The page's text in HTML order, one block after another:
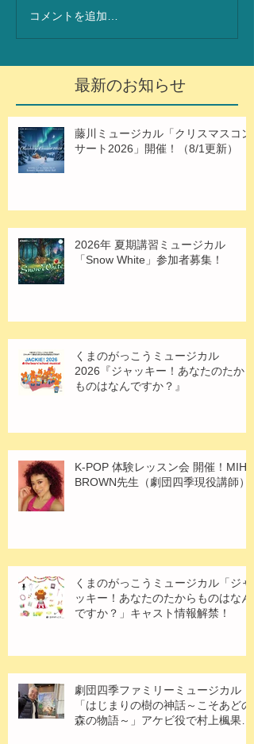
コメントを追加…
最新のお知らせ
藤川ミュージカル「クリスマスコン
サート2026」開催！（8/1更新）
2026年 夏期講習ミュージカル
「Snow White」参加者募集！
くまのがっこうミュージカル
2026『ジャッキー！あなたのたから
ものはなんですか？』
K-POP 体験レッスン会 開催！MIHO
BROWN先生（劇団四季現役講師）
くまのがっこうミュージカル「ジャ
ッキー！あなたのたからものはなん
ですか？」キャスト情報解禁！
劇団四季ファミリーミュージカル
「はじまりの樹の神話～こそあどの
森の物語～」アケビ役で村上楓果さ